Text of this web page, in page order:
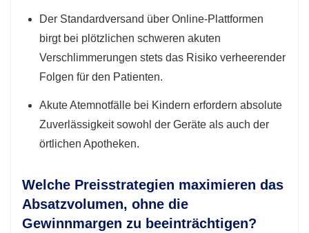
Der Standardversand über Online-Plattformen
birgt bei plötzlichen schweren akuten
Verschlimmerungen stets das Risiko verheerender
Folgen für den Patienten.
Akute Atemnotfälle bei Kindern erfordern absolute
Zuverlässigkeit sowohl der Geräte als auch der
örtlichen Apotheken.
Welche Preisstrategien maximieren das
Absatzvolumen, ohne die
Gewinnmargen zu beeinträchtigen?